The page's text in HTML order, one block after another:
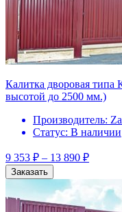
Калитка дворовая
высотой до 2500 мм.)
Производитель:
Статус: В наличии
9 353 ₽ – 13 890 ₽
Заказать